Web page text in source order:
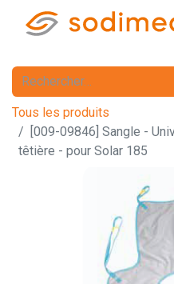
Tous les produits
[009-09846] Sangle -
têtière - pour Solar 185